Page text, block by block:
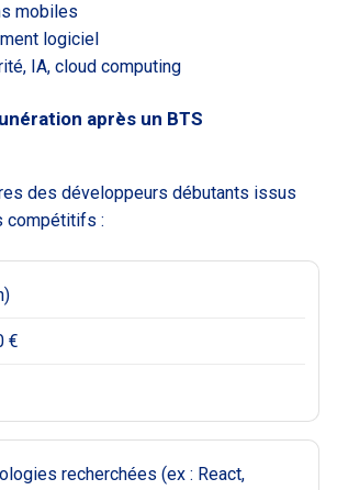
mobiles
logiciel
IA, cloud computing
après un BTS
des développeurs débutants issus
compétitifs :
€
recherchées (ex : React,